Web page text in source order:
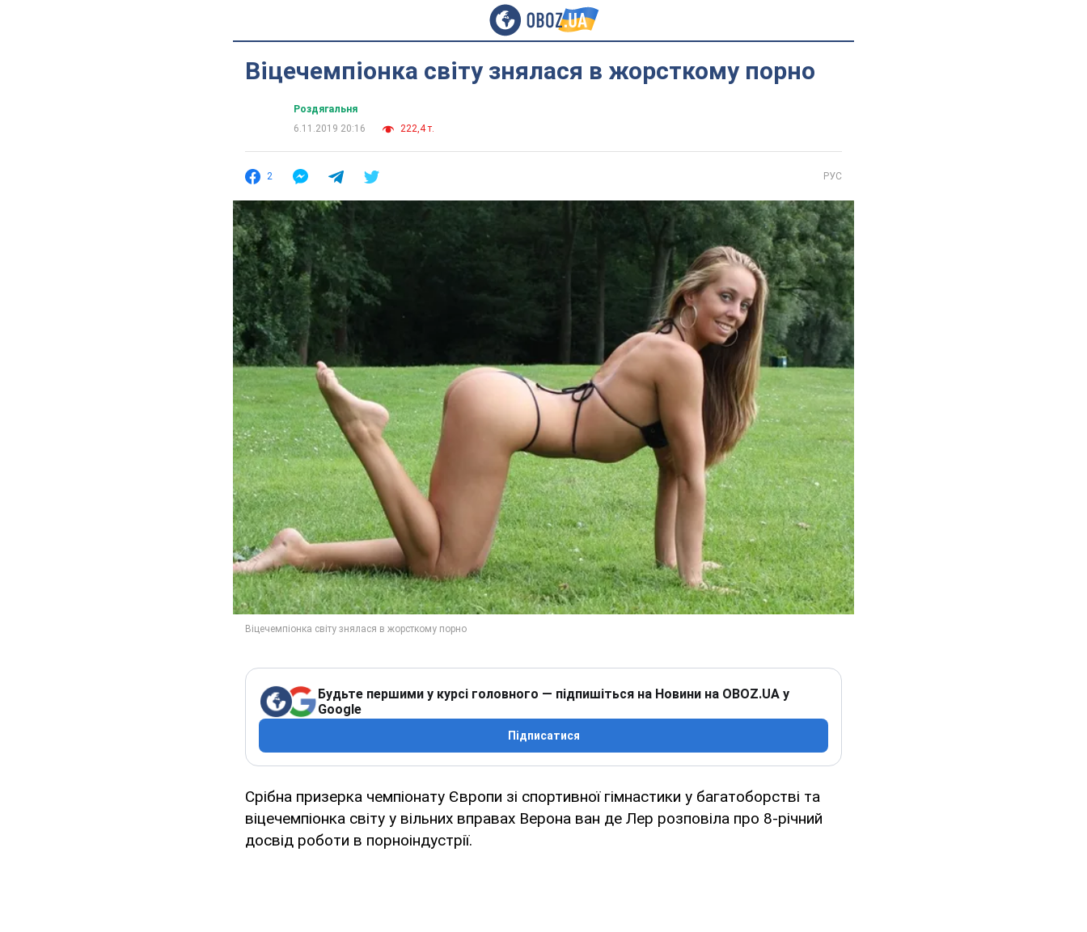
Віцечемпіонка світу знялася в жорсткому порно
Роздягальня
6.11.2019 20:16
222,4 т.
2 РУС
Будьте першими у курсі головного — підпишіться на Новини на OBOZ.UA у
Google
Підписатися
Срібна призерка чемпіонату Європи зі спортивної гімнастики у багатоборстві та
віцечемпіонка світу у вільних вправах Верона ван де Лер розповіла про 8-річний
досвід роботи в порноіндустрії.